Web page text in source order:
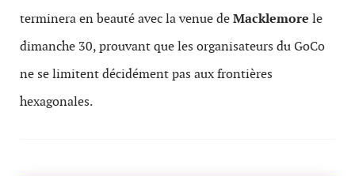
terminera en beauté avec la venue deMacklemore le
dimanche 30, prouvant que les organisateurs du GoCo
ne se limitent décidément pas aux frontières
hexagonales.